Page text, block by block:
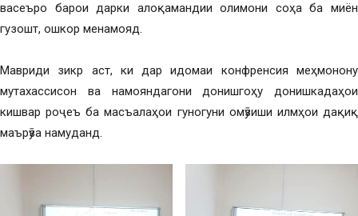
васеъро барои дарки алоқамандии олимони соҳа ба миён
гузошт, ошкор менамояд.
Мавриди зикр аст, ки дар идомаи конфренсия меҳмонону
мутахассисон ва намояндагони донишгоҳу донишкадаҳои
кишвар роҷеъ ба масъалаҳои гуногуни омӯзиши илмҳои дақиқ
маърӯза намуданд.